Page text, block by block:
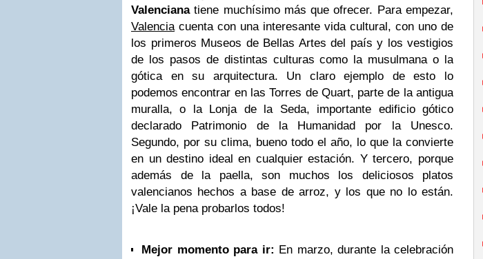
Valencianatiene muchísimo más que ofrecer. Para empezar,
Valenciacuenta con una interesante vida cultural, con uno de
los primeros Museos de Bellas Artes del país y los vestigios
de los pasos de distintas culturas como la musulmana o la
gótica en su arquitectura. Un claro ejemplo de esto lo
podemos encontrar en las Torres de Quart, parte de la antigua
muralla, o la Lonja de la Seda, importante edificio gótico
declarado Patrimonio de la Humanidad por la Unesco.
Segundo, por su clima, bueno todo el año, lo que la convierte
en un destino ideal en cualquier estación. Y tercero, porque
además de la paella, son muchos los deliciosos platos
valencianos hechos a base de arroz, y los que no lo están.
¡Vale la pena probarlos todos!
Mejor momento para ir: En marzo, durante la celebración